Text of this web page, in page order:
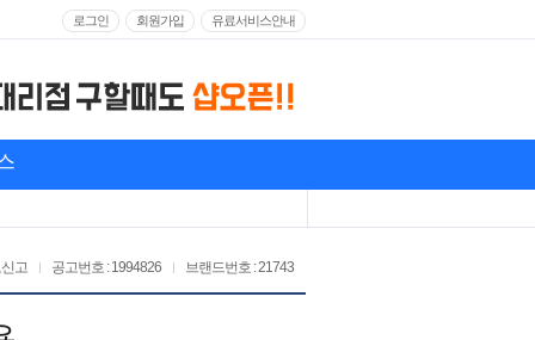
로그인 회원가입 유료서비스안내
브랜드번호 : 21743
공고번호 : 1994826
고